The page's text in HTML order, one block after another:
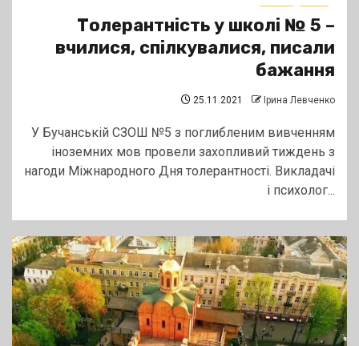
Толерантність у школі № 5 –
вчилися, спілкувалися, писали
бажання
25.11.2021 Ірина Левченко
У Бучанській СЗОШ №5 з поглибленим вивченням
іноземних мов провели захопливий тиждень з
нагоди Міжнародного Дня толерантності. Викладачі
і психолог...